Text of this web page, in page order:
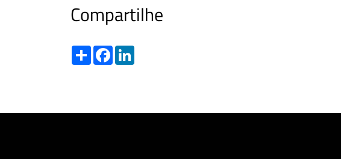
Compartilhe
ShareFacebook